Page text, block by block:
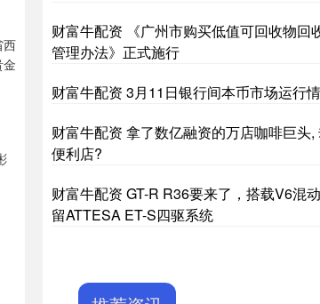
西
财富牛配资 《广州市购买低值可回收物回
管理办法》正式施行
财富牛配资 3月11日银行间本币市场运行
财富牛配资 拿了数亿融资的万店咖啡巨头,
便利店?
财富牛配资 GT-R R36要来了，搭载V6混
留ATTESA ET-S四驱系统